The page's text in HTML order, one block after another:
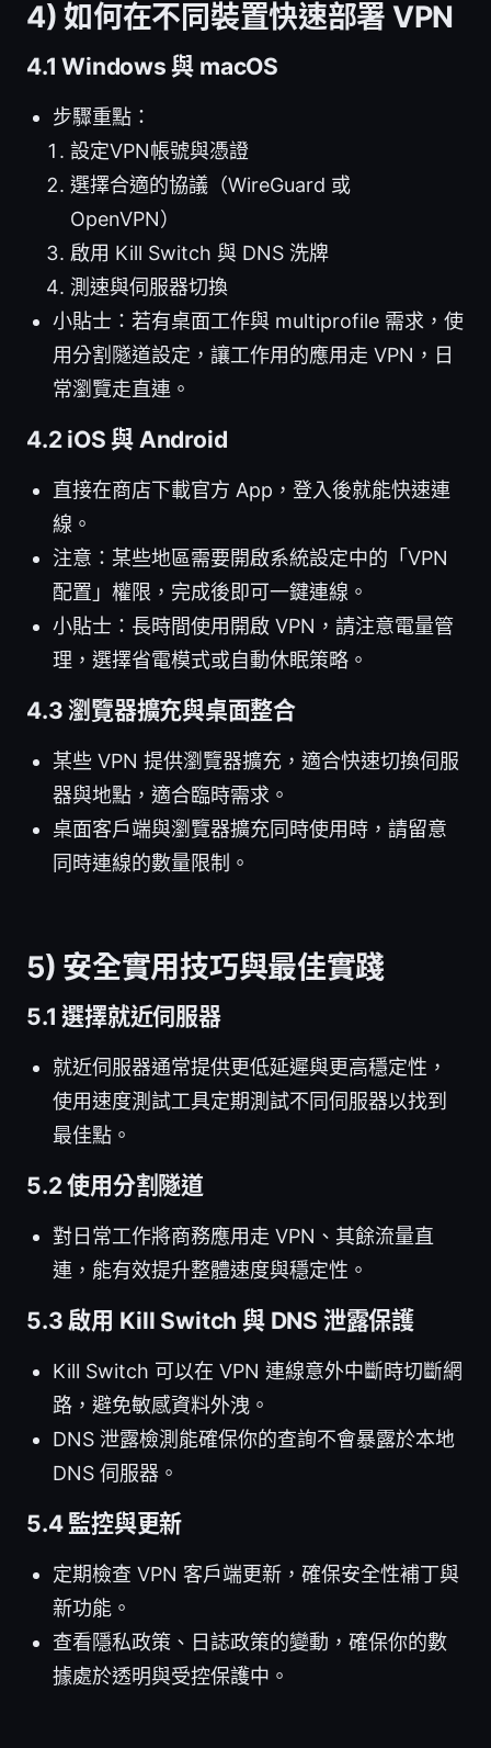
4) 如何在不同裝置快速部署 VPN
4.1 Windows 與 macOS
步驟重點：
設定VPN帳號與憑證
選擇合適的協議（WireGuard 或
OpenVPN）
啟用 Kill Switch 與 DNS 洗牌
測速與伺服器切換
小貼士：若有桌面工作與 multiprofile 需求，使
用分割隧道設定，讓工作用的應用走 VPN，日
常瀏覽走直連。
4.2 iOS 與 Android
直接在商店下載官方 App，登入後就能快速連
線。
注意：某些地區需要開啟系統設定中的「VPN
配置」權限，完成後即可一鍵連線。
小貼士：長時間使用開啟 VPN，請注意電量管
理，選擇省電模式或自動休眠策略。
4.3 瀏覽器擴充與桌面整合
某些 VPN 提供瀏覽器擴充，適合快速切換伺服
器與地點，適合臨時需求。
桌面客戶端與瀏覽器擴充同時使用時，請留意
同時連線的數量限制。
5) 安全實用技巧與最佳實踐
5.1 選擇就近伺服器
就近伺服器通常提供更低延遲與更高穩定性，
使用速度測試工具定期測試不同伺服器以找到
最佳點。
5.2 使用分割隧道
對日常工作將商務應用走 VPN、其餘流量直
連，能有效提升整體速度與穩定性。
5.3 啟用 Kill Switch 與 DNS 泄露保護
Kill Switch 可以在 VPN 連線意外中斷時切斷網
路，避免敏感資料外洩。
DNS 泄露檢測能確保你的查詢不會暴露於本地
DNS 伺服器。
5.4 監控與更新
定期檢查 VPN 客戶端更新，確保安全性補丁與
新功能。
查看隱私政策、日誌政策的變動，確保你的數
據處於透明與受控保護中。